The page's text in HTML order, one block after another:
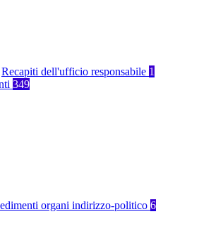
Recapiti dell'ufficio responsabile 1
349
organi indirizzo-politico 6